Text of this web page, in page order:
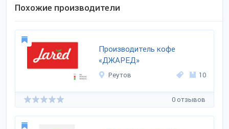
Похожие производители
Производитель кофе
«ДЖАРЕД»
Реутов 10
0 отзывов